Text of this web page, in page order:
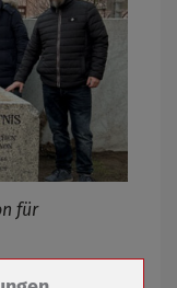
für
Cookies /